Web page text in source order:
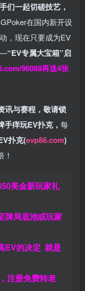
们一起切磋技艺，
在国内新开设
，现在只要成为EV
“EV专属大宝箱”启
96088再送4张
讯与赛程， 敬请锁
手痒玩EV扑克， 每
扑克(evp86.com)
！
美金新玩家礼
牌局底池或玩家
EV的决定 就是
注册免费转老